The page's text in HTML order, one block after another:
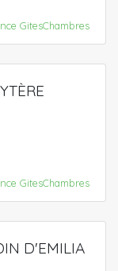
GitesChambres
GitesChambres
D'EMILIA